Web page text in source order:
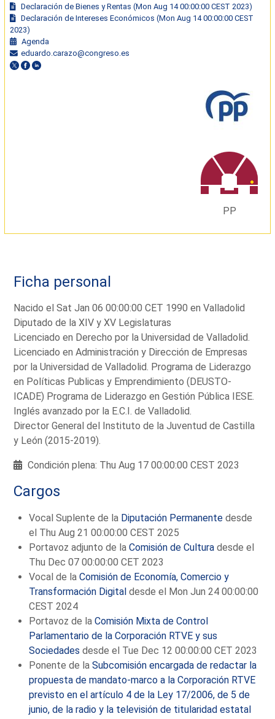
Declaración de Bienes y Rentas (Mon Aug 14 00:00:00 CEST 2023)
Declaración de Intereses Económicos (Mon Aug 14 00:00:00 CEST
2023)
Agenda
eduardo.carazo@congreso.es
PP
Ficha personal
Nacido el Sat Jan 06 00:00:00 CET 1990 en Valladolid
Diputado de la XIV y XV Legislaturas
Licenciado en Derecho por la Universidad de Valladolid.
Licenciado en Administración y Dirección de Empresas
por la Universidad de Valladolid. Programa de Liderazgo
en Políticas Publicas y Emprendimiento (DEUSTO-
ICADE) Programa de Liderazgo en Gestión Pública IESE.
Inglés avanzado por la E.C.I. de Valladolid.
Director General del Instituto de la Juventud de Castilla
y León (2015-2019).
Condición plena: Thu Aug 17 00:00:00 CEST 2023
Cargos
Vocal Suplente de la Diputación Permanente desde
el Thu Aug 21 00:00:00 CEST 2025
Portavoz adjunto de laComisión de Cultura desde el
Thu Dec 07 00:00:00 CET 2023
Vocal de laComisión de Economía, Comercio y
Transformación Digital desde el Mon Jun 24 00:00:00
CEST 2024
Portavoz de laComisión Mixta de Control
Parlamentario de la Corporación RTVE y sus
Sociedades desde el Tue Dec 12 00:00:00 CET 2023
Ponente de laSubcomisión encargada de redactar la
propuesta de mandato-marco a la Corporación RTVE
previsto en el artículo 4 de la Ley 17/2006, de 5 de
junio, de la radio y la televisión de titularidad estatal